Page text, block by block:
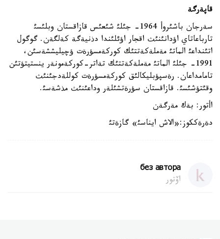
قاپةرگة
سةرجان باشئروأ 1964- جئلئ شئعئس قازاقستان وبلئسئ
تارباعاتاي اؤدانئنئث اقجار اؤئلئندا دذنيةگة كةلگةن. گوگول
اتئنداعئ الماتئ مةملةكةتتئك كوركةمسؤرةت ؤچيليششةسئن،
1991- جئلئ الماتئ مةملةكةتتئك تةاتر-كوركةمونةر ينستيتؤتئن
تامامداعان. رةسپؤبليكالئق كوركةمسؤرةت كوللةدجئنئث
وقئتؤشئسئ. قازاقستان سؤرةتشئلةر وداعئنئث مذشةسئ.
اأتور: بةك مةرگةن
دةرةككوز:«الاش ايناسئ» گازةتئ
без автора
اۆتور